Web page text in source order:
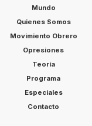
Mundo
Quienes Somos
Movimiento Obrero
Opresiones
Teoría
Programa
Especiales
Contacto